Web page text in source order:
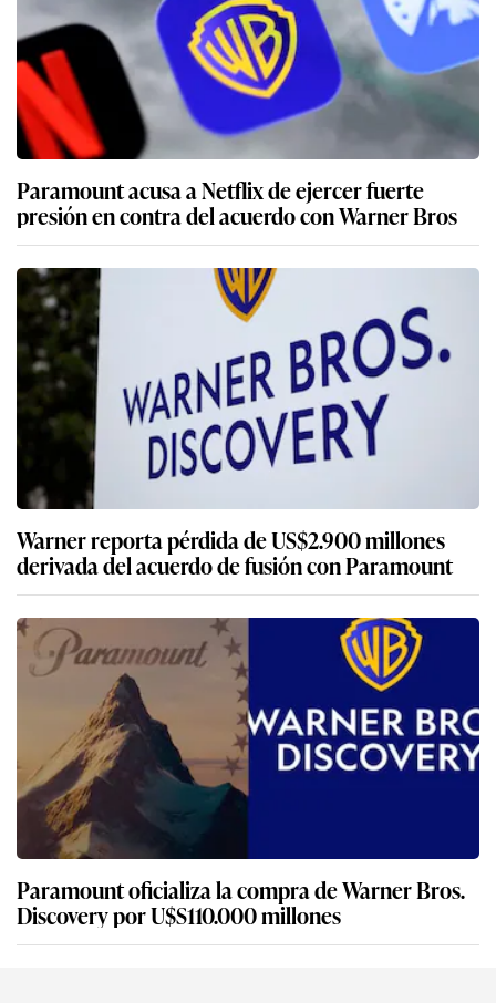
Paramount acusa a Netflix de ejercer fuerte
presión en contra del acuerdo con Warner Bros
Warner reporta pérdida de US$2.900 millones
derivada del acuerdo de fusión con Paramount
Paramount oficializa la compra de Warner Bros.
Discovery por U$S110.000 millones